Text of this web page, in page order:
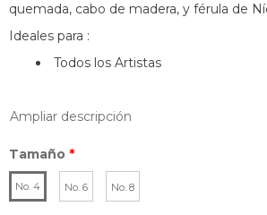
quemada, cabo de madera, y férula de
Ideales para :
Todos los Artistas
Ampliar descripción
Tamaño *
No. 4 No. 6 No. 8